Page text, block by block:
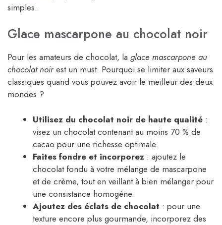
simples.
Glace mascarpone au chocolat noir
Pour les amateurs de chocolat, la glace mascarpone au
chocolat noirest un must. Pourquoi se limiter aux saveurs
classiques quand vous pouvez avoir le meilleur des deux
mondes ?
Utilisez du chocolat noir de haute qualité :
visez un chocolat contenant au moins 70 % de
cacao pour une richesse optimale.
Faites fondre et incorporez : ajoutez le
chocolat fondu à votre mélange de mascarpone
et de crème, tout en veillant à bien mélanger pour
une consistance homogène.
Ajoutez des éclats de chocolat : pour une
texture encore plus gourmande, incorporez des